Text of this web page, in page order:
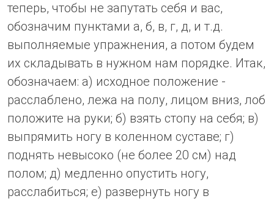
теперь, чтобы не запутать себя и вас,
обозначим пунктами а, б, в, г, д, и т.д.
выполняемые упражнения, а потом будем
их складывать в нужном нам порядке. Итак,
обозначаем: а) исходное положение -
расслаблено, лежа на полу, лицом вниз, лоб
положите на руки; б) взять стопу на себя; в)
выпрямить ногу в коленном суставе; г)
поднять невысоко (не более 20 см) над
полом; д) медленно опустить ногу,
расслабиться; е) развернуть ногу в